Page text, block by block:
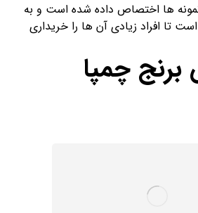
ها اختصاص داده شده است و به
تا افراد زیادی آن ها را خریداری
چمپا